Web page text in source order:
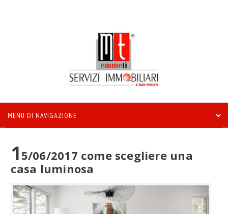
1 5/06/2017 come scegliere una
casa luminosa